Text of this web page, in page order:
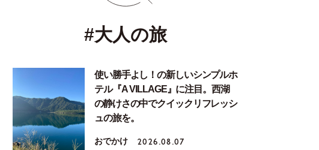
#大人の旅
使い勝手よし！の新しいシンプルホ
テル『A VILLAGE』に注目。西湖
の静けさの中でクイックリフレッシ
ュの旅を。
おでかけ 2026.08.07